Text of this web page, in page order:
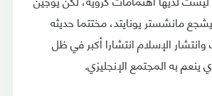
مانشستر يونايتد، مختتما حديثه
وانتشار الإسلام انتشارا أكبر في ظل
ينعم به المجتمع الإنجليزي.